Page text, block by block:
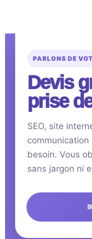
PARLONS DE
Devis
prise
SEO, site
besoin. Vous
sans jargon ni